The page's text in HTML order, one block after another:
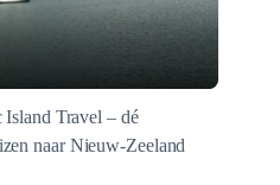
Travel – dé
naar Nieuw-Zeeland